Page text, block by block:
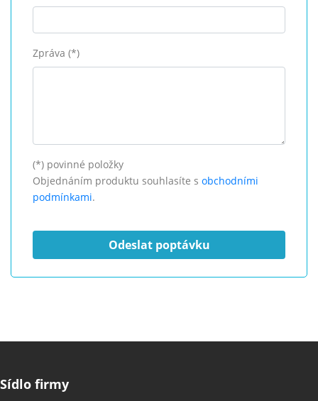
Zpráva (*)
(*) povinné položky
Objednáním produktu souhlasíte s obchodními
podmínkami.
Sídlo firmy